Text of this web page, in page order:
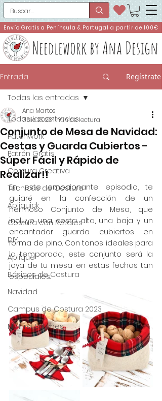
Needlework by Ana Design
Envío Gratis a Península & Portugal a partir de 100€
Entrada Regístrate
Todas las entradas
Patchwork
Patrón Gratis
Costura Creativa
Técnicas de Costura
Apliquick
Costura con Retales
DIY
Aplique
Básicos de Costura
Navidad
Campus de Costura 2023
My First Stitches
Todas las entradas
Conjunto de Mesa de Navidad:
Cestas y Guarda Cubiertos -
Súper Fácil y Rápido de
Realizar!!
Ana Martos
7 dic 20231 min de lectura
En este emocionante episodio, te
guiaré en la confección de un
hermoso Conjunto de Mesa, que
incluye una cesta alta, una baja y un
encantador guarda cubiertos en
forma de pino. Con tonos ideales para
la temporada, este conjunto será la
joya de tu mesa en estas fechas tan
especiales.